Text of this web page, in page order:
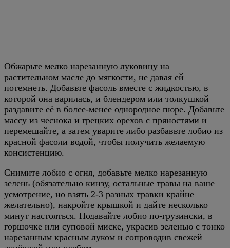
Обжарьте мелко нарезанную луковицу на
растительном масле до мягкости, не давая ей
потемнеть. Добавьте фасоль вместе с жидкостью, в
которой она варилась, и блендером или толкушкой
раздавите её в более-менее однородное пюре. Добавьте
массу из чеснока и грецких орехов с пряностями и
перемешайте, а затем уварите либо разбавьте лобио из
красной фасоли водой, чтобы получить желаемую
консистенцию.
Снимите лобио с огня, добавьте мелко нарезанную
зелень (обязательно кинзу, остальные травы на ваше
усмотрение, но взять 2-3 разных травки крайне
желательно), накройте крышкой и дайте несколько
минут настояться. Подавайте лобио по-грузински, в
горшочке или суповой миске, украсив зеленью с тонко
нарезанным красным луком и сопроводив свежей